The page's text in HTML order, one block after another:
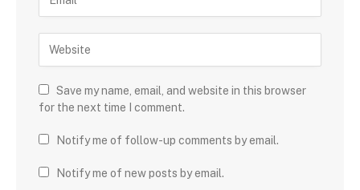
Save my name, email, and website in this browser
for the next time I comment.
Notify me of follow-up comments by email.
Notify me of new posts by email.